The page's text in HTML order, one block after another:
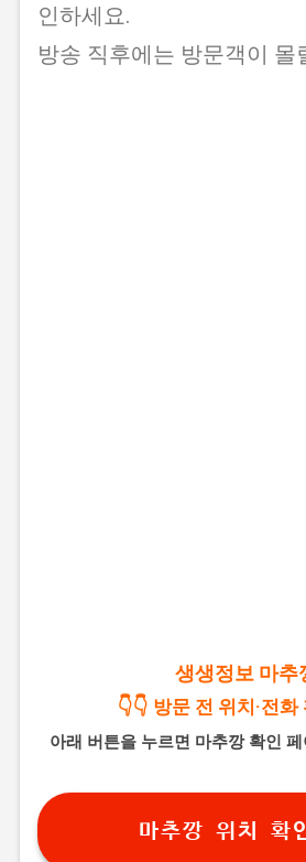
인하세요.
방송 직후에는 방문객이 몰
생생정보 마추
👇👇 방문 전 위치·전화
아래 버튼을 누르면 마추깡 확인
마추깡 위치 확